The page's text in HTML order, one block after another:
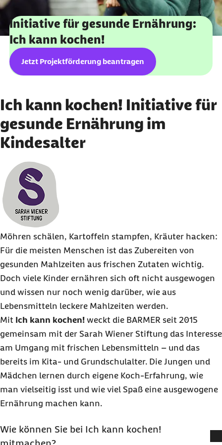
Initiative für gesunde Ernährung:
Ich kann kochen!
Jetzt Projektförderung beantragen
Ich kann kochen! Initiative für
gesunde Ernährung im
Kindesalter
Möhren schälen, Kartoffeln stampfen, Kräuter hacken:
Für die meisten Menschen ist das Zubereiten von
gesunden Mahlzeiten aus frischen Zutaten wichtig.
Doch viele Kinder ernähren sich oft nicht ausgewogen
und wissen nur noch wenig darüber, wie aus
Lebensmitteln leckere Mahlzeiten werden.
Mit Ich kann kochen! weckt die BARMER seit 2015
gemeinsam mit der Sarah Wiener Stiftung das Interesse
am Umgang mit frischen Lebensmitteln – und das
bereits im Kita- und Grundschulalter. Die Jungen und
Mädchen lernen durch eigene Koch-Erfahrung, wie
man vielseitig isst und wie viel Spaß eine ausgewogene
Ernährung machen kann.
Wie können Sie bei Ich kann kochen!